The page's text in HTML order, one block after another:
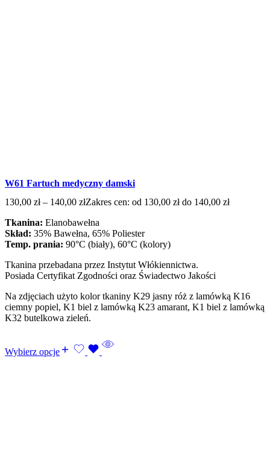
W61 Fartuch medyczny damski
130,00 zł – 140,00 złZakres cen: od 130,00 zł do 140,00 zł
Tkanina: Elanobawełna
Skład: 35% Bawełna, 65% Poliester
Temp. prania: 90°C (biały), 60°C (kolory)
Tkanina przebadana przez Instytut Włókiennictwa.
Posiada Certyfikat Zgodności oraz Świadectwo Jakości
Na zdjęciach użyto kolor tkaniny K29 jasny róż z lamówką K16
ciemny popiel, K1 biel z lamówką K23 amarant, K1 biel z lamówką
K32 butelkowa zieleń.
Wybierz opcje